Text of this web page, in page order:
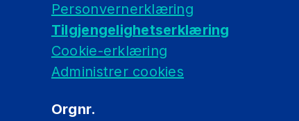
Personvernerklæring
Tilgjengelighetserklæring
Cookie-erklæring
Administrer cookies
Orgnr.